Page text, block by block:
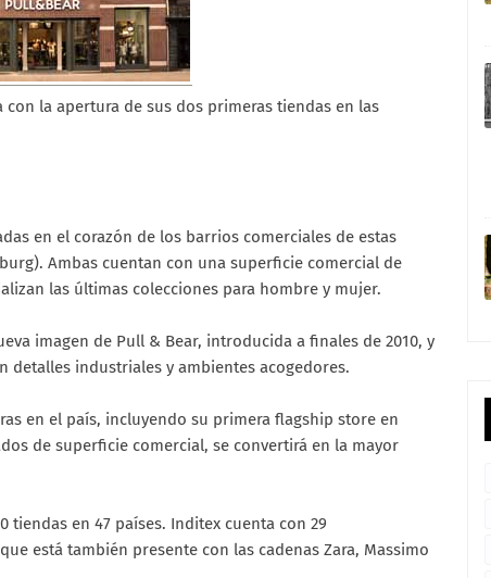
la apertura de sus dos primeras tiendas en las
en el corazón de los barrios comerciales de estas
Ambas cuentan con una superficie comercial de
las últimas colecciones para hombre y mujer.
imagen de Pull & Bear, introducida a finales de 2010, y
industriales y ambientes acogedores.
en el país, incluyendo su primera flagship store en
de superficie comercial, se convertirá en la mayor
tiendas en 47 países. Inditex cuenta con 29
está también presente con las cadenas Zara, Massimo